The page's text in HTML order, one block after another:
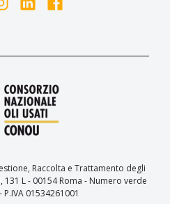
Raccolta e Trattamento degli
131 L - 00154 Roma - Numero verde
P.IVA 01534261001